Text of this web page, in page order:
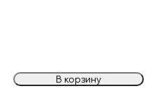
В корзину